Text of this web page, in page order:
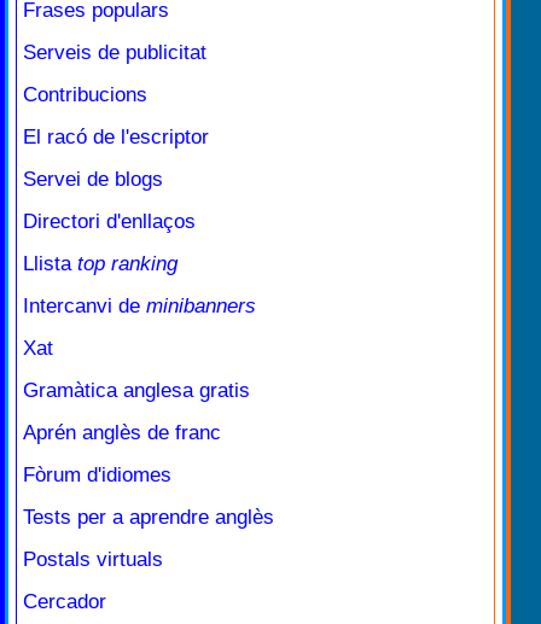
Frases populars
Serveis de publicitat
Contribucions
El racó de l'escriptor
Servei de blogs
Directori d'enllaços
Llista top ranking
Intercanvi de minibanners
Xat
Gramàtica anglesa gratis
Aprén anglès de franc
Fòrum d'idiomes
Tests per a aprendre anglès
Postals virtuals
Cercador